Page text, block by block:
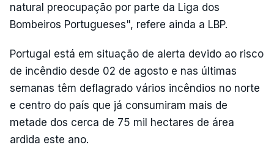
natural preocupação por parte da Liga dos
Bombeiros Portugueses", refere ainda a LBP.
Portugal está em situação de alerta devido ao risco
de incêndio desde 02 de agosto e nas últimas
semanas têm deflagrado vários incêndios no norte
e centro do país que já consumiram mais de
metade dos cerca de 75 mil hectares de área
ardida este ano.